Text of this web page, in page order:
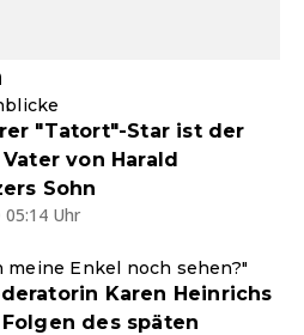
"Tatort"-Star ist der
von Harald
Sohn
05:14 Uhr
meine Enkel noch sehen?"
Karen Heinrichs
des späten